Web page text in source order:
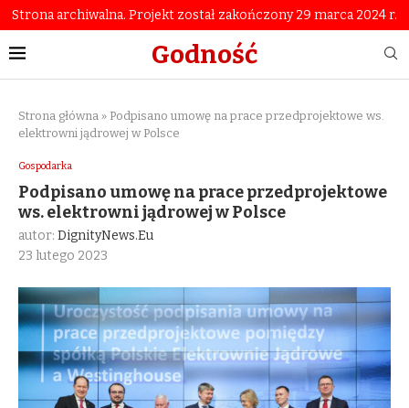
Strona archiwalna. Projekt został zakończony 29 marca 2024 r.
Godność
Strona główna » Podpisano umowę na prace przedprojektowe ws.
elektrowni jądrowej w Polsce
Gospodarka
Podpisano umowę na prace przedprojektowe
ws. elektrowni jądrowej w Polsce
autor: DignityNews.eu
23 lutego 2023